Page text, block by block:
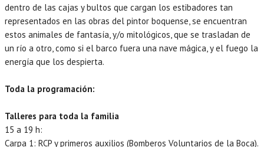
dentro de las cajas y bultos que cargan los estibadores tan
representados en las obras del pintor boquense, se encuentran
estos animales de fantasía, y/o mitológicos, que se trasladan de
un río a otro, como si el barco fuera una nave mágica, y el fuego la
energía que los despierta.
Toda la programación:
Talleres para toda la familia
15 a 19 h:
Carpa 1: RCP y primeros auxilios (Bomberos Voluntarios de la Boca).